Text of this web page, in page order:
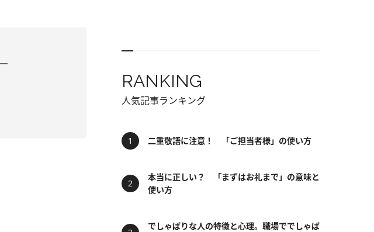
RANKING
人気記事ランキング
二重敬語に注意！ 「ご担当者様」の使い方
本当に正しい？ 「まずはお礼まで」の意味と
使い方
でしゃばりな人の特徴と心理。職場ででしゃば